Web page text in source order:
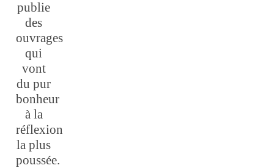
publie
des
ouvrages
qui
vont
du pur
bonheur
à la
réflexion
la plus
poussée.